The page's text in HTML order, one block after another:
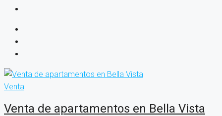
Venta
Venta de apartamentos en Bella Vista